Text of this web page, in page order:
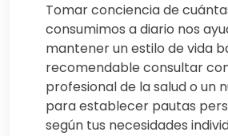
Tomar conciencia de
consumimos a diario nos
mantener un estilo de vida
recomendable consultar
profesional de la salud o un
para establecer pautas
según tus necesidades